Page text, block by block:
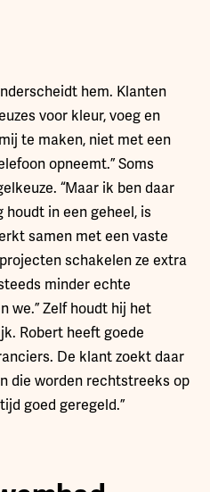
hem. Klanten
voor kleur, voeg en
te maken, niet met een
opneemt.” Soms
“Maar ik ben daar
in een geheel, is
samen met een vaste
schakelen ze extra
minder echte
we.” Zelf houdt hij het
Robert heeft goede
De klant zoekt daar
die worden rechtstreeks op
goed geregeld.”